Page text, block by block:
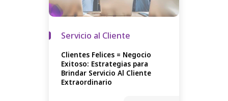
Servicio al Cliente
Clientes Felices = Negocio
Exitoso: Estrategias para
Brindar Servicio Al Cliente
Extraordinario